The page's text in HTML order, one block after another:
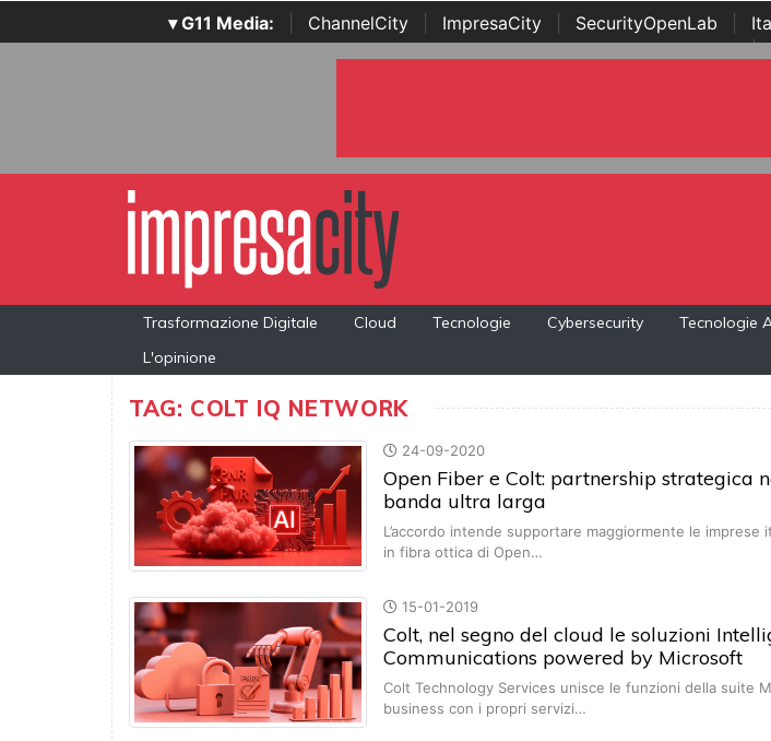
▾ G11 Media: ChannelCity ImpresaCity SecurityOpenLab
Awards |
Trasformazione Digitale Cloud Tecnologie Cybersecurity Tecnologie
L'opinione
TAG: COLT IQ NETWORK
24-09-2020
Open Fiber e Colt: partnership strategica
banda ultra larga
L’accordo intende supportare maggiormente le imprese
in fibra ottica di Open…
15-01-2019
Colt, nel segno del cloud le soluzioni
Communications powered by Microsoft
Colt Technology Services unisce le funzioni della suite
business con i propri servizi…